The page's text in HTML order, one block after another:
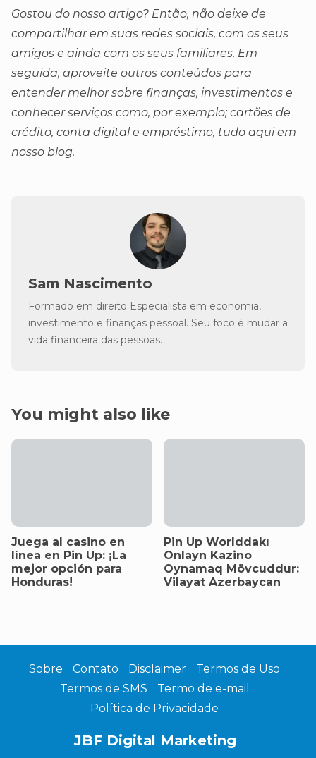
Gostou do nosso artigo? Então, não deixe de
compartilhar em suas redes sociais, com os seus
amigos e ainda com os seus familiares. Em
seguida, aproveite outros conteúdos para
entender melhor sobre finanças, investimentos e
conhecer serviços como, por exemplo; cartões de
crédito, conta digital e empréstimo, tudo aqui em
nosso blog.
Sam Nascimento
Formado em direito Especialista em economia,
investimento e finanças pessoal. Seu foco é mudar a
vida financeira das pessoas.
You might also like
Juega al casino en
línea en Pin Up: ¡La
mejor opción para
Honduras!
Pin Up Worlddakı
Onlayn Kazino
Oynamaq Mövcuddur:
Vilayat Azerbaycan
Sobre Contato Disclaimer
Termos de Uso
Termos de SMS
Termo de e-mail
Política de Privacidade
JBF Digital Marketing